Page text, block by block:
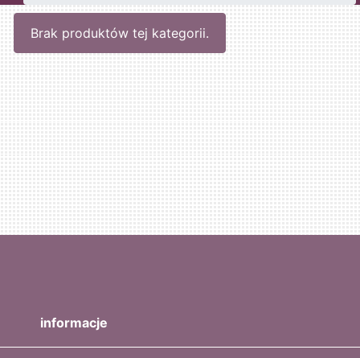
Brak produktów tej kategorii.
informacje